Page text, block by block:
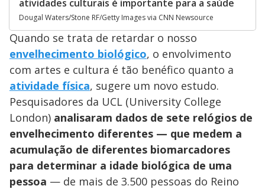
atividades culturais é importante para a saúde
Dougal Waters/Stone RF/Getty Images via CNN Newsource
Quando se trata de retardar o nosso
envelhecimento biológico, o envolvimento
com artes e cultura é tão benéfico quanto a
atividade física, sugere um novo estudo.
Pesquisadores da UCL (University College
London) analisaram dados de sete relógios de
envelhecimento diferentes — que medem a
acumulação de diferentes biomarcadores
para determinar a idade biológica de uma
pessoa — de mais de 3.500 pessoas do Reino